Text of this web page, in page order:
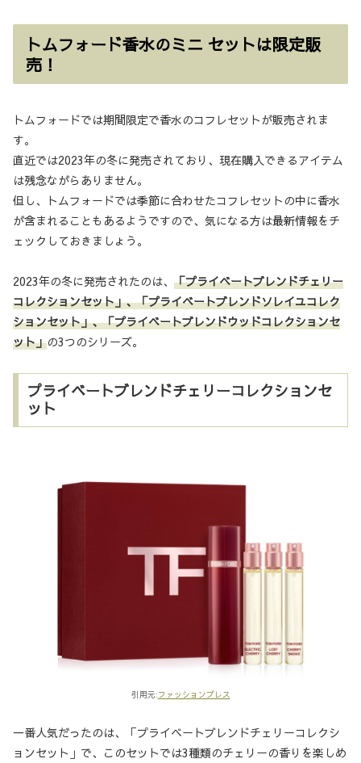
トムフォード香水のミニ セットは限定販
売！
トムフォードでは期間限定で香水のコフレセットが販売されま
す。
直近では2023年の冬に発売されており、現在購入できるアイテム
は残念ながらありません。
但し、トムフォードでは季節に合わせたコフレセットの中に香水
が含まれることもあるようですので、気になる方は最新情報をチ
ェックしておきましょう。
2023年の冬に発売されたのは、 「プライベートブレンドチェリー
コレクションセット」、「プライベートブレンドソレイユコレク
ションセット」、「プライベートブレンドウッドコレクションセ
ット」の3つのシリーズ。
プライベートブレンドチェリーコレクションセ
ット
引用元:ファッションプレス
一番人気だったのは、「プライベートブレンドチェリーコレクシ
ョンセット」で、このセットでは3種類のチェリーの香りを楽しめ